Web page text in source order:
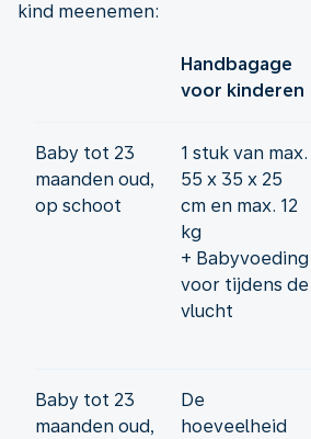
kind meenemen:
Handbagage
voor kinderen
Baby tot 23
maanden oud,
op schoot
1 stuk van max.
55 x 35 x 25
cm en max. 12
kg
+ Babyvoeding
voor tijdens de
vlucht
Baby tot 23
maanden oud,
De
hoeveelheid